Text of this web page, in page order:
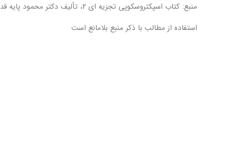
منبع: کتاب اسپکتروسکوپی تجزیه ای ۲، تألیف دکتر محمود پایه قدر، انتشارات سرافراز
استفاده از مطالب با ذکر منبع بلامانع است